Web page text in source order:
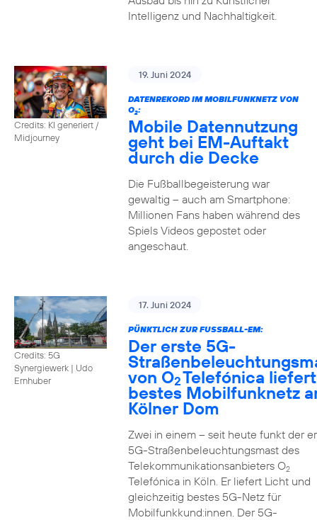
Intelligenz und Nachhaltigkeit.
Credits: KI generiert /
Midjourney
19. Juni 2024
DATENREKORD IM MOBILFUNKNETZ VON
O2:
Mobile Datennutzung
geht bei EM-Auftakt
durch die Decke
Die Fußballbegeisterung war
gewaltig – auch am Smartphone:
Millionen Fans haben während des
Spiels Videos gepostet oder
angeschaut.
Credits: 5G
Synergiewerk | Udo
Ernhuber
17. Juni 2024
PÜNKTLICH ZUR FUSSBALL-EM:
Der erste 5G-
von O2Telefónica liefert
bestes Mobilfunknetz
Kölner Dom
Zwei in einem – seit heute funkt der
5G-Straßenbeleuchtungsmast des
Telekommunikationsanbieters O2
Telefónica in Köln. Er liefert Licht und
gleichzeitig bestes 5G-Netz für
Mobilfunkkund:innen. Der 5G-